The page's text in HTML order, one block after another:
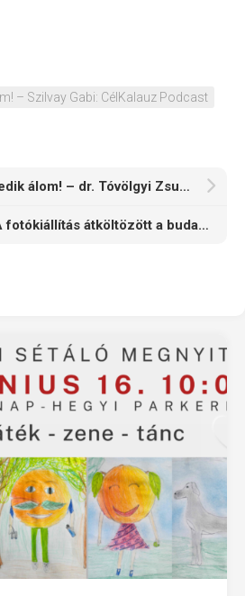
– Szilvay Gabi: CélKalauz Podcast
Valóra vált a kilencedik álom! – dr. Tóvölgyi Zsuzsa: könyv vagy mégsem?
Budaörs 365 – A fotókiállítás átköltözött a budaörsi lakótelepre